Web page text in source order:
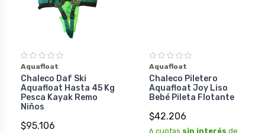
Aquafloat
Chaleco Daf Ski
Aquafloat Hasta 45 Kg
Pesca Kayak Remo
Niños
$95.106
Aquafloat
Chaleco Piletero
Aquafloat Joy Liso
Bebé Pileta Flotante
$42.206
6 cuotas sin interés de